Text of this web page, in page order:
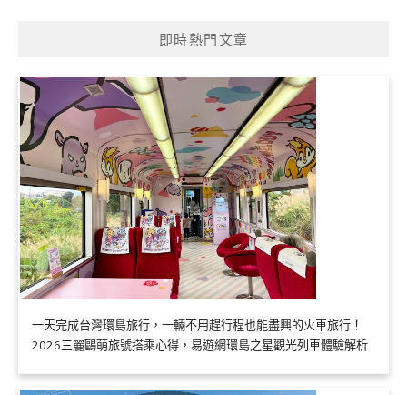
即時熱門文章
一天完成台灣環島旅行，一輛不用趕行程也能盡興的火車旅行！
2026三麗鷗萌旅號搭乘心得，易遊網環島之星觀光列車體驗解析